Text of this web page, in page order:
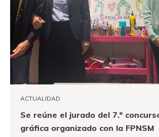
ACTUALIDAD
Se reúne el jurado del 7.º
gráfica organizado con la FPNSM